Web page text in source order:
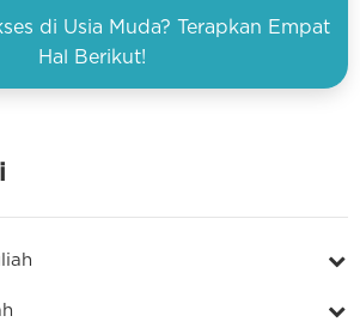
di Usia Muda? Terapkan Empat
Hal Berikut!